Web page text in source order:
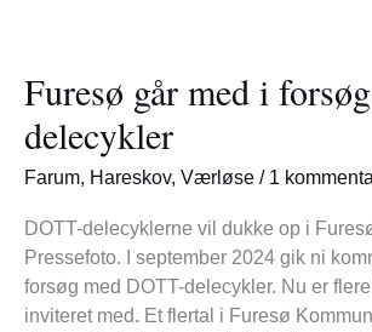
Furesø går med i
delecykler
Farum, Hareskov, Værløse / 1
DOTT-delecyklerne vil dukke op i
Pressefoto. I september 2024 gik ni
forsøg med DOTT-delecykler. Nu er
inviteret med. Et flertal i Furesø
med
i
forsøg
med